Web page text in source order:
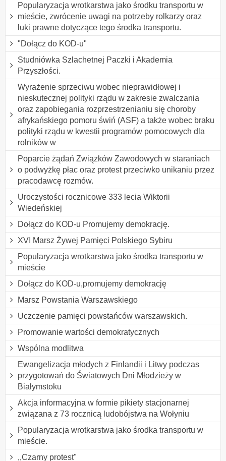
Popularyzacja wrotkarstwa jako środku transportu w
mieście, zwrócenie uwagi na potrzeby rolkarzy oraz
luki prawne dotyczące tego środka transportu.
"Dołącz do KOD-u"
Studniówka Szlachetnej Paczki i Akademia
Przyszłości.
Wyrażenie sprzeciwu wobec nieprawidłowej i
nieskutecznej polityki rządu w zakresie zwalczania
oraz zapobiegania rozprzestrzenianiu się choroby
afrykańskiego pomoru świń (ASF) a także wobec braku
polityki rządu w kwestii programów pomocowych dla
rolników w
Poparcie żądań Związków Zawodowych w staraniach
o podwyżkę płac oraz protest przeciwko unikaniu przez
pracodawcę rozmów.
Uroczystości rocznicowe 333 lecia Wiktorii
Wiedeńskiej
Dołącz do KOD-u Promujemy demokrację.
XVI Marsz Żywej Pamięci Polskiego Sybiru
Popularyzacja wrotkarstwa jako środka transportu w
mieście
Dołącz do KOD-u,promujemy demokrację
Marsz Powstania Warszawskiego
Uczczenie pamięci powstańców warszawskich.
Promowanie wartości demokratycznych
Wspólna modlitwa
Ewangelizacja młodych z Finlandii i Litwy podczas
przygotowań do Światowych Dni Młodzieży w
Białymstoku
Akcja informacyjna w formie pikiety stacjonarnej
związana z 73 rocznicą ludobójstwa na Wołyniu
Popularyzacja wrotkarstwa jako środka transportu w
mieście.
,,Czarny protest"